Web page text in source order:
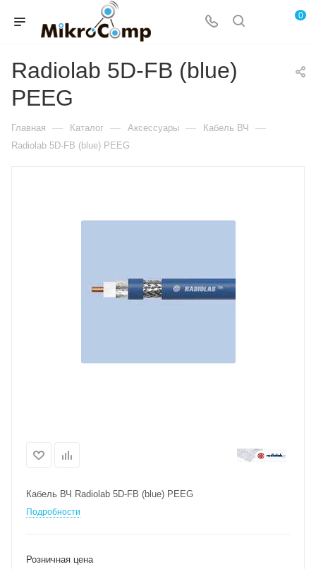
0
Radiolab 5D-FB (blue)
PEEG
Главная — Каталог — Аксессуары — Кабель ВЧ —
Radiolab 5D-FB (blue) PEEG
Кабель ВЧ Radiolab 5D-FB (blue) PEEG
Подробности
Розничная цена